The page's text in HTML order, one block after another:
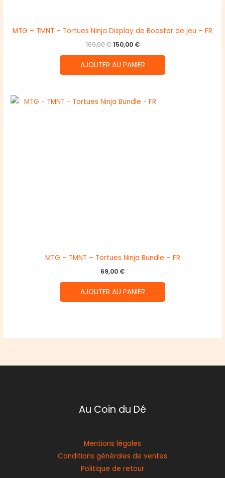
MTG – TMNT – Tortues Ninja Display de Booster de jeu – FR
169,00€ Le
était :
169,00 €.
150,00 €Le
est :
150,00 €.
AJOUTER AU PANIER
MTG – TMNT – Tortues Ninja Bundle – FR
69,00 €
AJOUTER AU PANIER
Au Coin du Dé
Mentions légales
Conditions générales de ventes
Politique de retour